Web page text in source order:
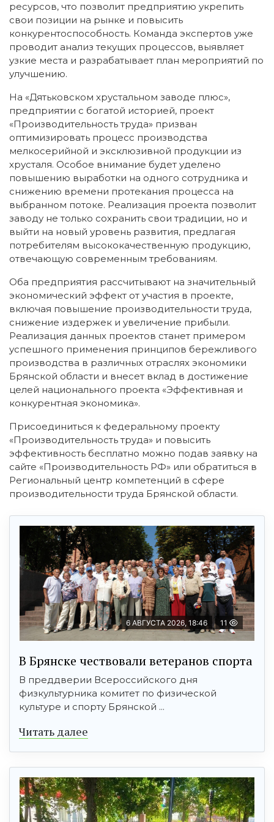
ресурсов, что позволит предприятию укрепить
свои позиции на рынке и повысить
конкурентоспособность. Команда экспертов уже
проводит анализ текущих процессов, выявляет
узкие места и разрабатывает план мероприятий по
улучшению.
На «Дятьковском хрустальном заводе плюс»,
предприятии с богатой историей, проект
«Производительность труда» призван
оптимизировать процесс производства
мелкосерийной и эксклюзивной продукции из
хрусталя. Особое внимание будет уделено
повышению выработки на одного сотрудника и
снижению времени протекания процесса на
выбранном потоке. Реализация проекта позволит
заводу не только сохранить свои традиции, но и
выйти на новый уровень развития, предлагая
потребителям высококачественную продукцию,
отвечающую современным требованиям.
Оба предприятия рассчитывают на значительный
экономический эффект от участия в проекте,
включая повышение производительности труда,
снижение издержек и увеличение прибыли.
Реализация данных проектов станет примером
успешного применения принципов бережливого
производства в различных отраслях экономики
Брянской области и внесет вклад в достижение
целей национального проекта «Эффективная и
конкурентная экономика».
Присоединиться к федеральному проекту
«Производительность труда» и повысить
эффективность бесплатно можно подав заявку на
сайте «Производительность РФ» или обратиться в
Региональный центр компетенций в сфере
производительности труда Брянской области.
6 АВГУСТА 2026, 18:46 11
В Брянске чествовали ветеранов спорта
В преддверии Всероссийского дня
физкультурника комитет по физической
культуре и спорту Брянской ...
Читать далее